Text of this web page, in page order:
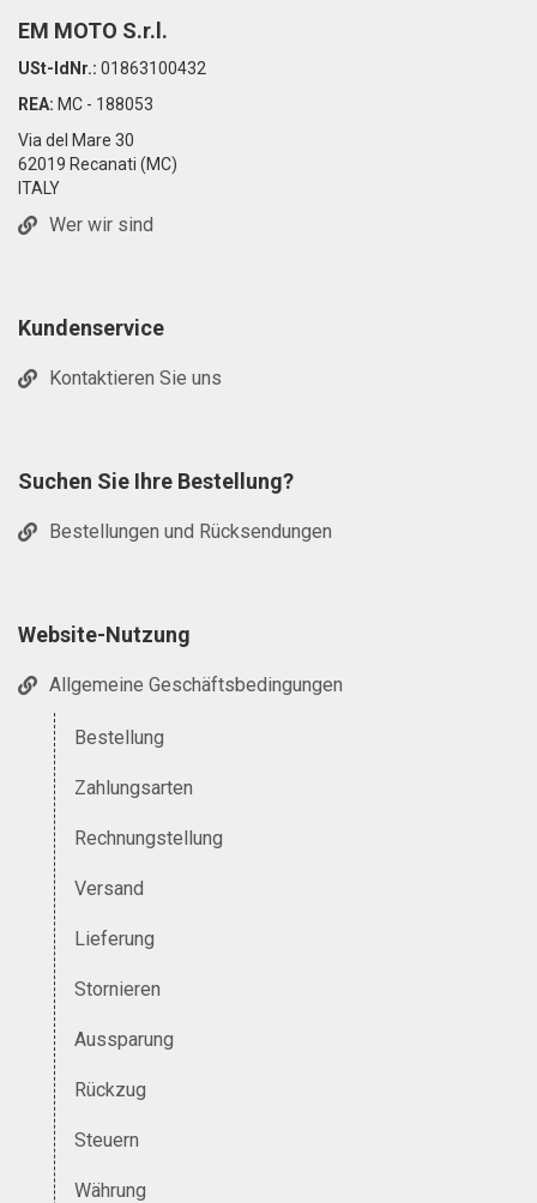
EM MOTO S.r.l.
USt-IdNr.: 01863100432
REA: MC - 188053
Via del Mare 30
62019 Recanati (MC)
ITALY
Wer wir sind
Kundenservice
Kontaktieren Sie uns
Suchen Sie Ihre Bestellung?
Bestellungen und Rücksendungen
Website-Nutzung
Allgemeine Geschäftsbedingungen
Bestellung
Zahlungsarten
Rechnungstellung
Versand
Lieferung
Stornieren
Aussparung
Rückzug
Steuern
Währung